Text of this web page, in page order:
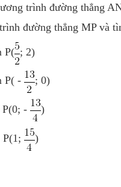
trình đường thẳng
đường thẳng MP và
P( ; 2)
P( - ; 0)
- )
)